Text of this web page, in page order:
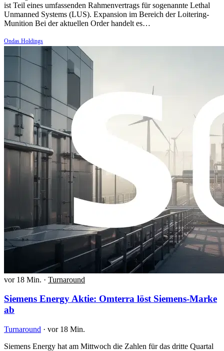
ist Teil eines umfassenden Rahmenvertrags für sogenannte Lethal
Unmanned Systems (LUS). Expansion im Bereich der Loitering-
Munition Bei der aktuellen Order handelt es…
Ondas Holdings
vor 18 Min. · Turnaround
Siemens Energy Aktie: Omterra löst Siemens-Marke
ab
Turnaround · vor 18 Min.
Siemens Energy hat am Mittwoch die Zahlen für das dritte Quartal